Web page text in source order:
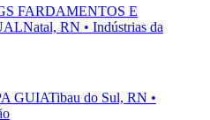
FARDAMENTOS E
Natal, RN • Indústrias da
GUIATibau do Sul, RN •